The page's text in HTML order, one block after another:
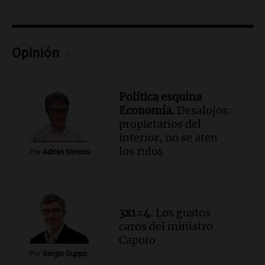
Episodios
Audio.
sindicato
Panorama Federal
La justicia reconoce el COVID
como enfermedad laboral tras caso de
Audio.
Trágico siniestro vial en Salta:
mujer pierde la vida en accidente en
circunvalación Oeste
Panorama Federal
Episodios
Opinión
Por Adrián Simioni
Política esquina
Economía. Desalojos:
propietarios del
interior, no se aten
los rulos
Por Sergio Suppo
3x1=4. Los gustos
caros del ministro
Caputo